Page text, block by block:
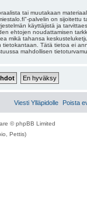
tai muutakaan
palvelin on sijoitettu
käyttäjistä ja
ehtojen noudattamisen
mikä tahansa
Tätä tietoa ei
mahdollisen
Poista
Viesti Ylläpidolle
© phpBB Limited
Pettis)